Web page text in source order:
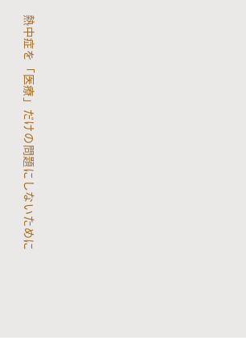
熱中症を「医療」だけの問題にしないために